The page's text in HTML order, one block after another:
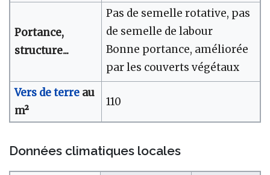
Portance,
structure...
Pas de semelle rotative, pas
de semelle de labour
Bonne portance, améliorée
par les couverts végétaux
Vers de terreau
m²
110
Données climatiques locales